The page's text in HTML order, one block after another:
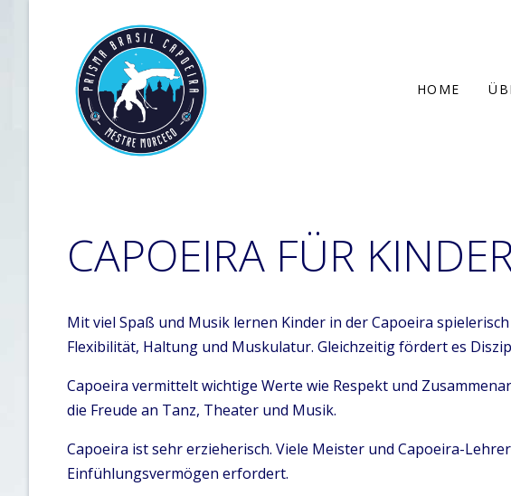
HOME
CAPOEIRA FÜR
Mit viel Spaß und Musik lernen Kinder in der Capoeira
Flexibilität, Haltung und Muskulatur. Gleichzeitig fördert es
Capoeira vermittelt wichtige Werte wie Respekt und
die Freude an Tanz, Theater und Musik.
Capoeira ist sehr erzieherisch. Viele Meister und Capoeira-
Einfühlungsvermögen erfordert.